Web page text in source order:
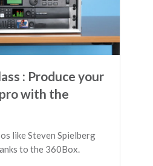
: Produce your
with the
like Steven Spielberg
to the 360Box.